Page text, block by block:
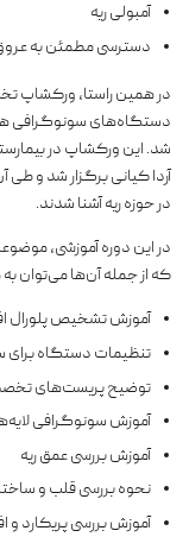
آمبولی ریه
دسترسی مطمئن به
در همین راستا، ورکشاپ
دستگاه‌های سونوگرافی
شد. این ورکشاپ در
آردا کیانی برگزار شد و
در حوزه ریه آشنا شدند.
در این دوره آموزشی،
که از جمله آن‌ها می‌توان به
آموزش تشخیص پلورال
تنظیمات دستگاه برای
توضیح پریست‌های
آموزش سونوگرافی
آموزش بررسی عمق ریه
نحوه بررسی قلب و
آموزش بررسی پریکارد و